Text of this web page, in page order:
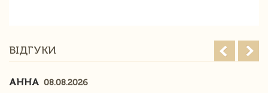
ВІДГУКИ
АННА 08.08.2026